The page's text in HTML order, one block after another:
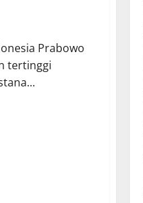
Prabowo
tertinggi